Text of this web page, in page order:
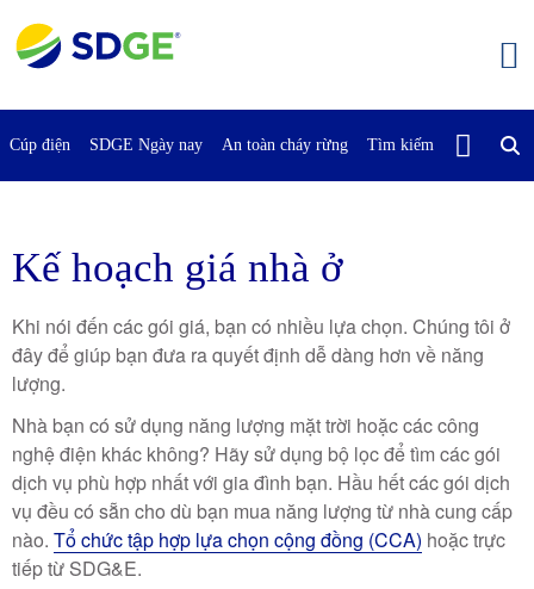
qua
Cúp điện SDGE Ngày nay An toàn cháy rừng Tìm kiếm Liên Hệ
Kế hoạch giá nhà ở
Khi nói đến các gói giá, bạn có nhiều lựa chọn. Chúng tôi ở
đây để giúp bạn đưa ra quyết định dễ dàng hơn về năng
lượng.
Nhà bạn có sử dụng năng lượng mặt trời hoặc các công
nghệ điện khác không? Hãy sử dụng bộ lọc để tìm các gói
dịch vụ phù hợp nhất với gia đình bạn. Hầu hết các gói dịch
vụ đều có sẵn cho dù bạn mua năng lượng từ nhà cung cấp
nào. Tổ chức tập hợp lựa chọn cộng đồng (CCA) hoặc trực
tiếp từ SDG&E.